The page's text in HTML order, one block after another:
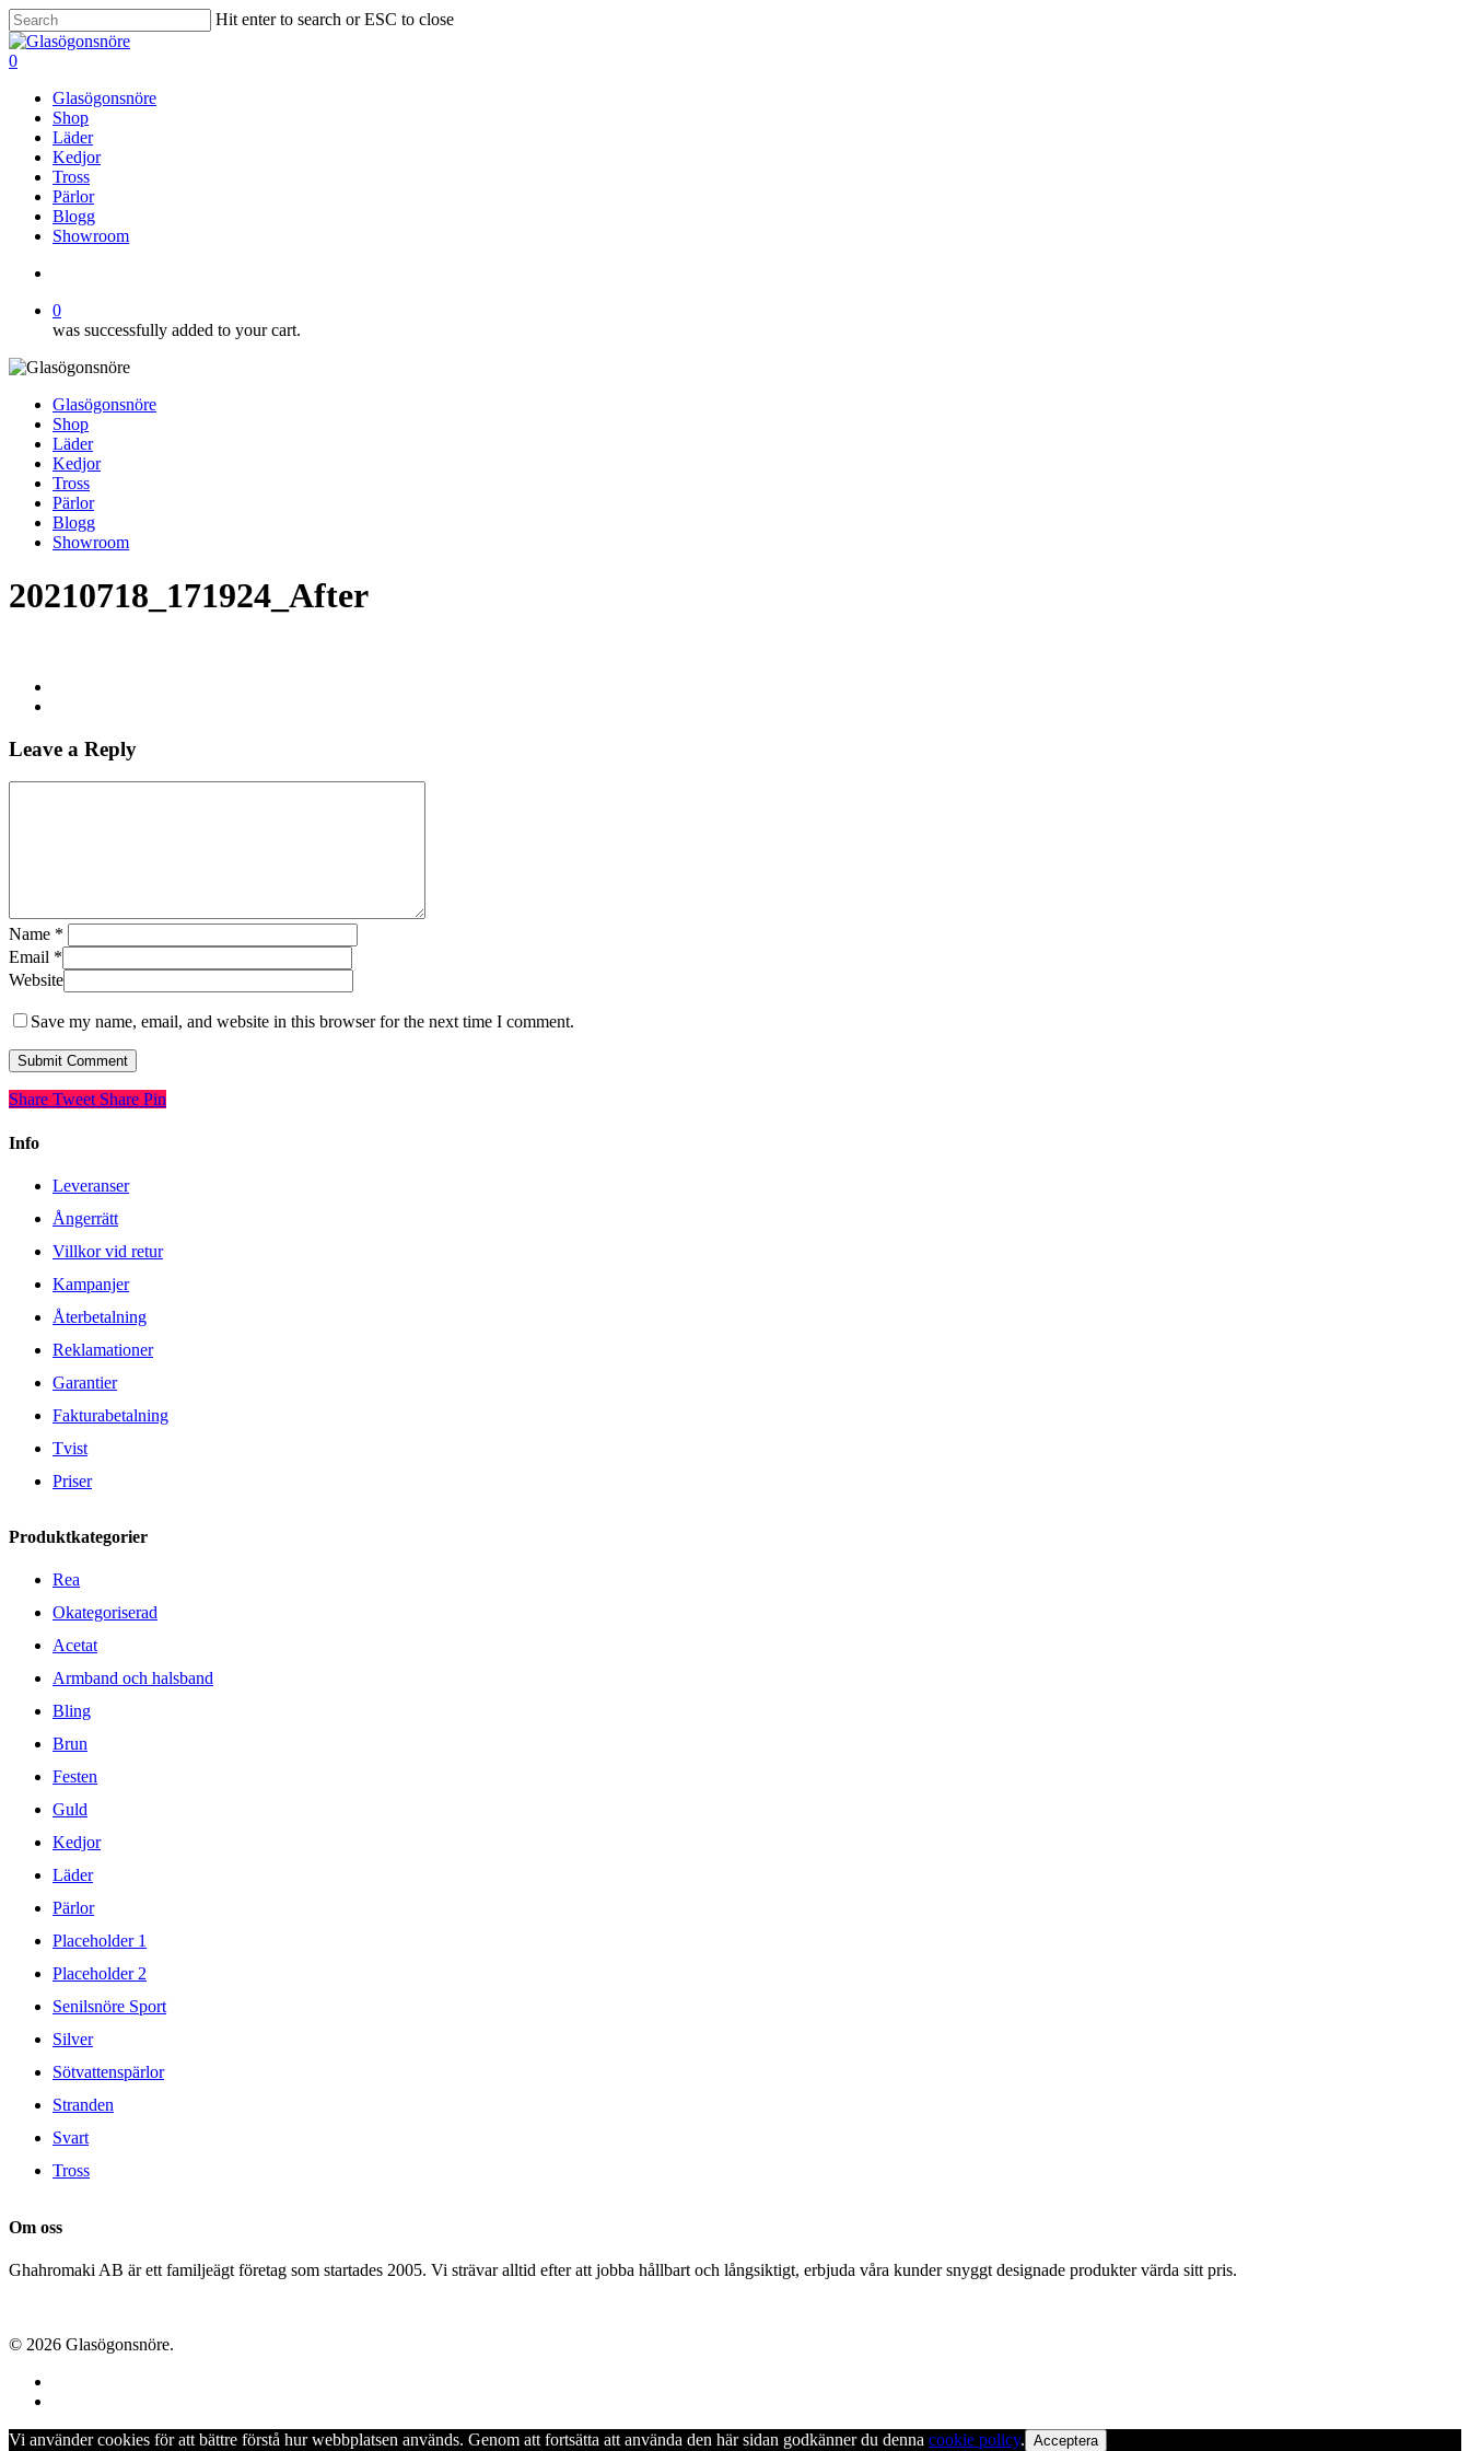
Skip
to
main
Hit enter to search or ESC to close
Close
Search
search
0
Glasögonsnöre
Shop
Läder
Kedjor
Tross
Pärlor
Blogg
Showroom
0
was successfully added to your cart.
Glasögonsnöre
Shop
Läder
Kedjor
Tross
Pärlor
Blogg
Showroom
20210718_171924_After
Leave a Reply
Name *
Email *
Website
Save my name, email, and website in this browser for the next time I comment.
Share Tweet Share Pin
Info
Leveranser
Ångerrätt
Villkor vid retur
Kampanjer
Återbetalning
Reklamationer
Garantier
Fakturabetalning
Tvist
Priser
Produktkategorier
Rea
Okategoriserad
Acetat
Armband och halsband
Bling
Brun
Festen
Guld
Kedjor
Läder
Pärlor
Placeholder 1
Placeholder 2
Senilsnöre Sport
Silver
Sötvattenspärlor
Stranden
Svart
Tross
Om oss
Ghahromaki AB är ett familjeägt företag som startades 2005. Vi strävar alltid efter att jobba hållbart och långsiktigt, erbjuda våra kunder snyggt designade produkter värda sitt pris.
© 2026 Glasögonsnöre.
Vi använder cookies för att bättre förstå hur webbplatsen används. Genom att fortsätta att använda den här sidan godkänner du denna cookie policy. Acceptera